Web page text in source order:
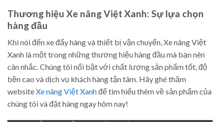
Thương hiệu Xe nâng Việt Xanh: Sự lựa chọn
hàng đầu
Khi nói đến xe đẩy hàng và thiết bị vận chuyển, Xe nâng Việt
Xanh là một trong những thương hiệu hàng đầu mà bạn nên
cân nhắc. Chúng tôi nổi bật với chất lượng sản phẩm tốt, độ
bền cao và dịch vụ khách hàng tận tâm. Hãy ghé thăm
websiteXe nâng Việt Xanhđể tìm hiểu thêm về sản phẩm của
chúng tôi và đặt hàng ngay hôm nay!